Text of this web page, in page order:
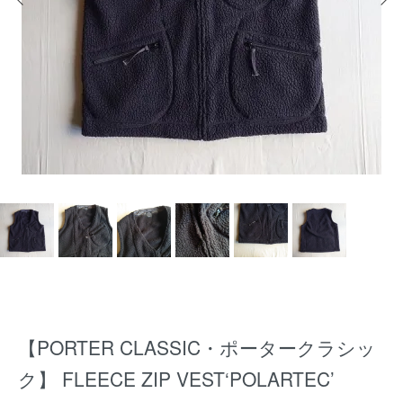
【PORTER CLASSIC・ポータークラシッ
ク】 FLEECE ZIP VEST‘POLARTEC’